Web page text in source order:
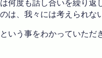
度も話し合いを繰り
、我々には考えられな
いう事をわかっていた